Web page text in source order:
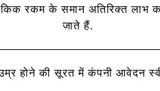
रकम के समान अतिरिक्त लाभ
जाते हैं.
होने की सूरत में कंपनी आवेदन